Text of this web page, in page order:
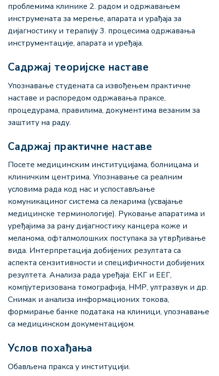
проблемима клинике 2. радом и одржавањем
инструмената за мерење, апарата и урађаја за
дијагностику и терапију 3. процесима одржавања
инструментације, апарата и уређаја.
Садржај теоријске наставе
Упознавање студената са извoђењем практичне
наставе и распоредом одржавања праксе,
процедурама, правилима, документима везаним за
заштиту на раду.
Садржај практичне наставе
Посете медицинским институцијама, болницама и
клиничким центрима. Упознавање са реалним
условима рада код нас и успостављање
комуникациног система са лекарима (усвајање
медицинске терминологије). Руковање апаратима и
уређајима за рану дијагностику канцера коже и
меланома, офталмолошких поступака за утврђивање
вида. Интерпретација добијених резултата са
аспекта сензитивности и специфичности добијених
резултета. Анализа рада уређаја: ЕКГ и ЕЕГ,
компјутеризована томографија, НМР, ултразвук и др.
Снимак и анализа информационих токова,
формирање банке података на клиници, упознавање
са медицинском документацијом.
Услов похађања
Обављена пракса у институцији.